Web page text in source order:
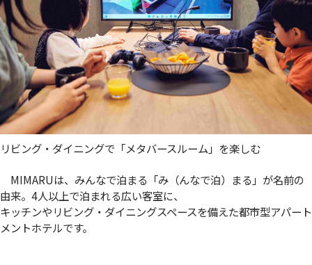
リビング・ダイニングで「メタバースルーム」を楽しむ
MIMARUは、みんなで泊まる「み（んなで泊）まる」が名前の
由来。4人以上で泊まれる広い客室に、
キッチンやリビング・ダイニングスペースを備えた都市型アパート
メントホテルです。